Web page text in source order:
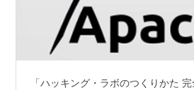
「ハッキング・ラボのつくりかた